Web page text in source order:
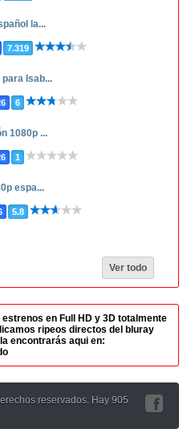
la...
7.319
Isab...
6
1080p ...
1
espa...
5.8
Ver todo
en Full HD y 3D totalmente
ripeos directos del bluray
encontrarás aqui en:
reservados. Hay 905